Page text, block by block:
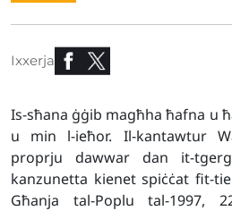
Ixxerja
Is-sħana ġġib magħha ħafna u
u min l-ieħor. Il-kantawtur
proprju dawwar dan it-
kanzunetta kienet spiċċat fit-
Għanja tal-Poplu tal-1997,